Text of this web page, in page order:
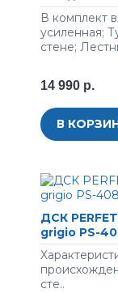
В комплект
усиленная;
стене;
14 990 р.
В
ДСК
grigio PS-
сте..